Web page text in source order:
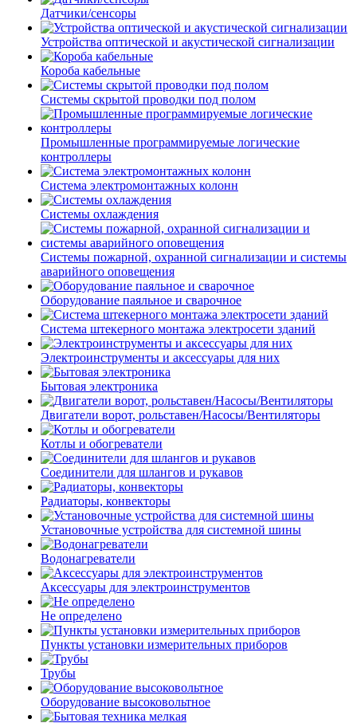
Датчики/сенсоры
Устройства оптической и акустической сигнализации
Короба кабельные
Системы скрытой проводки под полом
Промышленные программируемые логические
контроллеры
Система электромонтажных колонн
Системы охлаждения
Системы пожарной, охранной сигнализации и системы
аварийного оповещения
Оборудование паяльное и сварочное
Система штекерного монтажа электросети зданий
Электроинструменты и аксессуары для них
Бытовая электроника
Двигатели ворот, рольставен/Насосы/Вентиляторы
Котлы и обогреватели
Соединители для шлангов и рукавов
Радиаторы, конвекторы
Установочные устройства для системной шины
Водонагреватели
Аксессуары для электроинструментов
Не определено
Пункты установки измерительных приборов
Трубы
Оборудование высоковольтное